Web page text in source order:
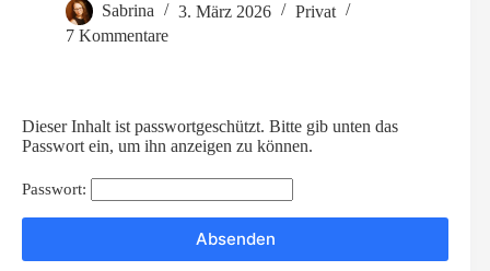
Sabrina 3. März 2026
Privat
7 Kommentare
Dieser Inhalt ist passwortgeschützt. Bitte gib unten das
Passwort ein, um ihn anzeigen zu können.
Passwort: